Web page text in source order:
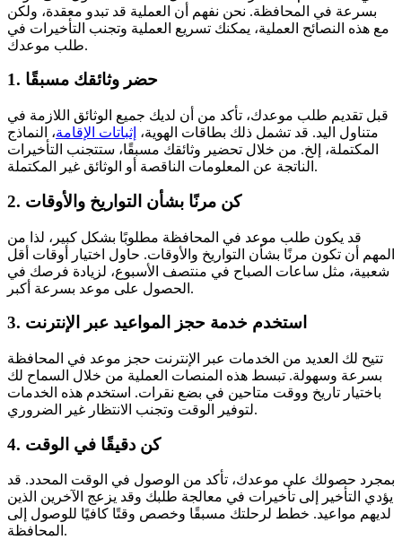
بسرعة في المحافظة. نحن نفهم أن العملية قد تبدو معقدة، ولكن
مع هذه النصائح العملية، يمكنك تسريع العملية وتجنب التأخيرات في
طلب موعدك.
1. حضر وثائقك مسبقًا
قبل تقديم طلب موعدك، تأكد من أن لديك جميع الوثائق اللازمة في
متناول اليد. قد تشمل ذلك بطاقات الهوية، إثباتات الإقامة، النماذج
المكتملة، إلخ. من خلال تحضير وثائقك مسبقًا، ستتجنب التأخيرات
الناتجة عن المعلومات الناقصة أو الوثائق غير المكتملة.
2. كن مرنًا بشأن التواريخ والأوقات
قد يكون طلب موعد في المحافظة مطلوبًا بشكل كبير، لذا من
المهم أن تكون مرنًا بشأن التواريخ والأوقات. حاول اختيار أوقات أقل
شعبية، مثل ساعات الصباح في منتصف الأسبوع، لزيادة فرصك في
الحصول على موعد بسرعة أكبر.
3. استخدم خدمة حجز المواعيد عبر الإنترنت
تتيح لك العديد من الخدمات عبر الإنترنت حجز موعد في المحافظة
بسرعة وسهولة. تبسط هذه المنصات العملية من خلال السماح لك
باختيار تاريخ ووقت متاحين في بضع نقرات. استخدم هذه الخدمات
لتوفير الوقت وتجنب الانتظار غير الضروري.
4. كن دقيقًا في الوقت
بمجرد حصولك على موعدك، تأكد من الوصول في الوقت المحدد. قد
يؤدي التأخير إلى تأخيرات في معالجة طلبك وقد يزعج الآخرين الذين
لديهم مواعيد. خطط لرحلتك مسبقًا وخصص وقتًا كافيًا للوصول إلى
المحافظة.